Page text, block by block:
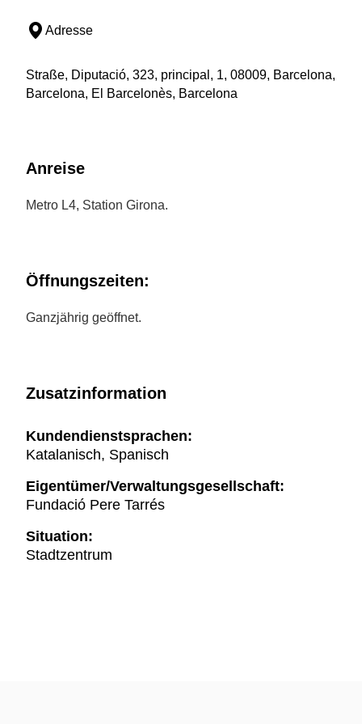
Adresse
Straße, Diputació, 323, principal, 1, 08009, Barcelona,
Barcelona, El Barcelonès, Barcelona
Anreise
Metro L4, Station Girona.
Öffnungszeiten:
Ganzjährig geöffnet.
Zusatzinformation
Kundendienstsprachen:
Katalanisch, Spanisch
Eigentümer/Verwaltungsgesellschaft:
Fundació Pere Tarrés
Situation:
Stadtzentrum